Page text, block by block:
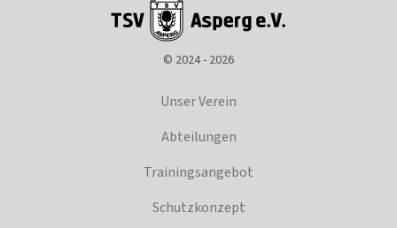
© 2024 - 2026
Unser Verein
Abteilungen
Trainingsangebot
Schutzkonzept